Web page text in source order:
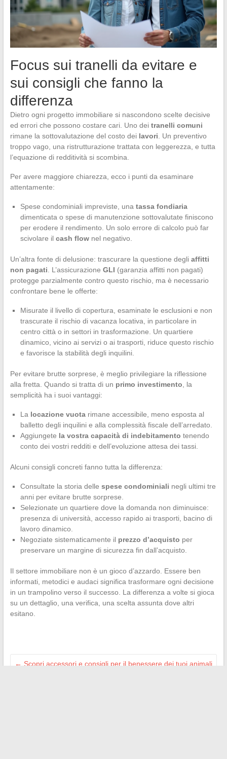
Focus sui tranelli da evitare e
sui consigli che fanno la
differenza
Dietro ogni progetto immobiliare si nascondono scelte decisive
ed errori che possono costare cari. Uno dei tranelli comuni
rimane la sottovalutazione del costo dei lavori . Un preventivo
troppo vago, una ristrutturazione trattata con leggerezza, e tutta
l’equazione di redditività si scombina.
Per avere maggiore chiarezza, ecco i punti da esaminare
attentamente:
Spese condominiali impreviste, una tassa fondiaria
dimenticata o spese di manutenzione sottovalutate finiscono
per erodere il rendimento. Un solo errore di calcolo può far
scivolare il cash flownel negativo.
Un’altra fonte di delusione: trascurare la questione degli affitti
non pagati . L’assicurazione GLI (garanzia affitti non pagati)
protegge parzialmente contro questo rischio, ma è necessario
confrontare bene le offerte:
Misurate il livello di copertura, esaminate le esclusioni e non
trascurate il rischio di vacanza locativa, in particolare in
centro città o in settori in trasformazione. Un quartiere
dinamico, vicino ai servizi o ai trasporti, riduce questo rischio
e favorisce la stabilità degli inquilini.
Per evitare brutte sorprese, è meglio privilegiare la riflessione
alla fretta. Quando si tratta di un primo investimento , la
semplicità ha i suoi vantaggi:
La locazione vuotarimane accessibile, meno esposta al
balletto degli inquilini e alla complessità fiscale dell’arredato.
Aggiungete la vostra capacità di indebitamento tenendo
conto dei vostri redditi e dell’evoluzione attesa dei tassi.
Alcuni consigli concreti fanno tutta la differenza:
Consultate la storia delle spese condominiali negli ultimi tre
anni per evitare brutte sorprese.
Selezionate un quartiere dove la domanda non diminuisce:
presenza di università, accesso rapido ai trasporti, bacino di
lavoro dinamico.
Negoziate sistematicamente il prezzo d’acquisto per
preservare un margine di sicurezza fin dall’acquisto.
Il settore immobiliare non è un gioco d’azzardo. Essere ben
informati, metodici e audaci significa trasformare ogni decisione
in un trampolino verso il successo. La differenza a volte si gioca
su un dettaglio, una verifica, una scelta assunta dove altri
esitano.
← Scopri accessori e consigli per il benessere dei tuoi animali